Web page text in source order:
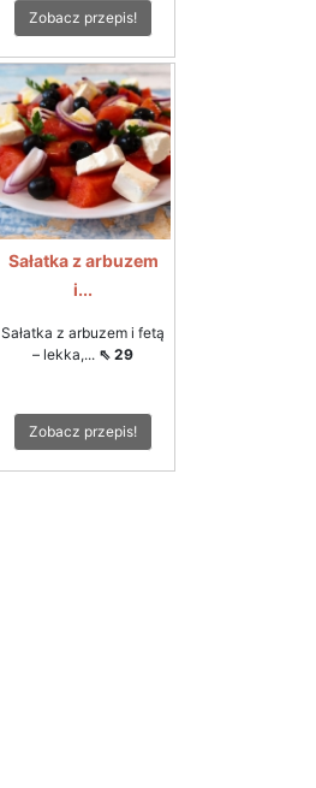
Zobacz przepis!
Sałatka z arbuzem
i...
Sałatka z arbuzem i fetą
– lekka,... ⇖ 29
Zobacz przepis!